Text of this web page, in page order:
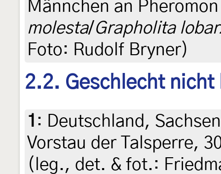
Männchen an
molesta/Grapholita
Foto: Rudolf Bryner)
2.2. Geschlecht nicht
1 : Deutschland,
Vorstau der Talsperre,
(leg., det. & fot.: